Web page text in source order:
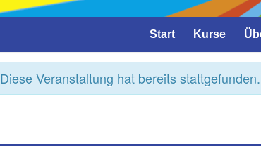
Start Kurse
Diese Veranstaltung hat bereits stattgefunden.